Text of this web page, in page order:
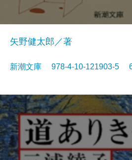
矢野健太郎／著
新潮文庫 978-4-10-121903-5